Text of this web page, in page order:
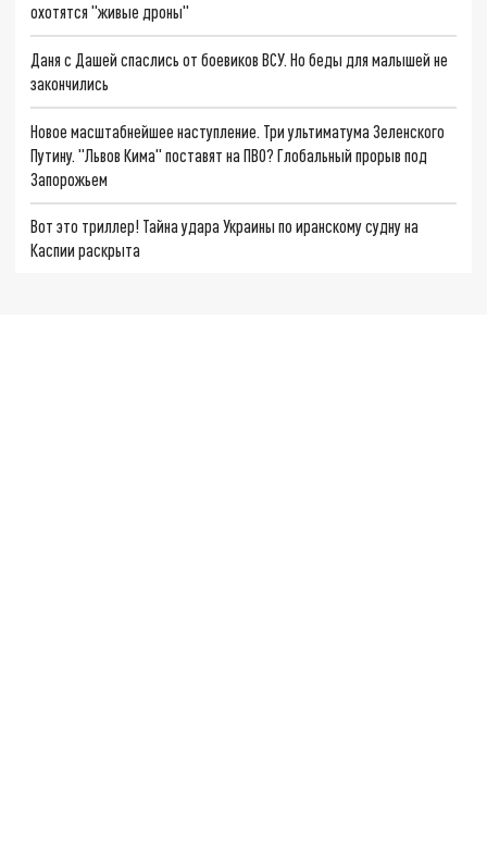
охотятся "живые дроны"
Даня с Дашей спаслись от боевиков ВСУ. Но беды для малышей не
закончились
Новое масштабнейшее наступление. Три ультиматума Зеленского
Путину. "Львов Кима" поставят на ПВО? Глобальный прорыв под
Запорожьем
Вот это триллер! Тайна удара Украины по иранскому судну на
Каспии раскрыта